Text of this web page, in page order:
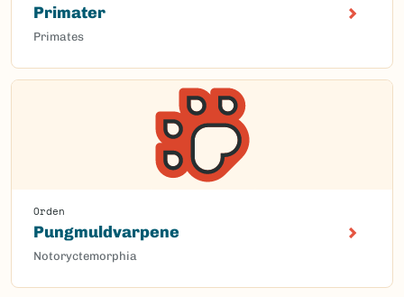
Primater
Primates
Orden
Pungmuldvarpene
Notoryctemorphia